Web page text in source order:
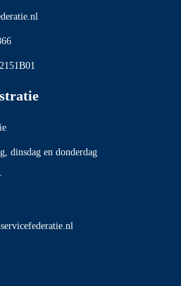
dinsdag en donderdag